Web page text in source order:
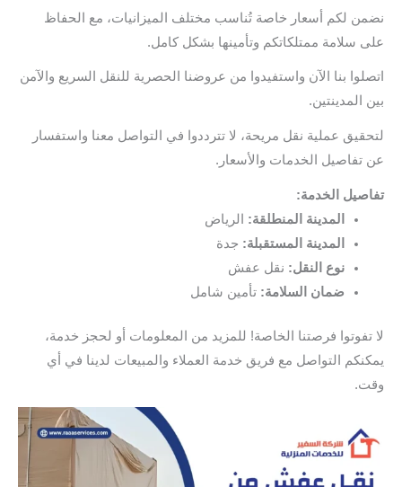
نضمن لكم أسعار خاصة تُناسب مختلف الميزانيات، مع الحفاظ
على سلامة ممتلكاتكم وتأمينها بشكل كامل.
اتصلوا بنا الآن واستفيدوا من عروضنا الحصرية للنقل السريع والآمن
بين المدينتين.
لتحقيق عملية نقل مريحة، لا تترددوا في التواصل معنا واستفسار
عن تفاصيل الخدمات والأسعار.
تفاصيل الخدمة:
المدينة المنطلقة: الرياض
المدينة المستقبلة: جدة
نوع النقل: نقل عفش
ضمان السلامة: تأمين شامل
لا تفوتوا فرصتنا الخاصة! للمزيد من المعلومات أو لحجز خدمة،
يمكنكم التواصل مع فريق خدمة العملاء والمبيعات لدينا في أي
وقت.